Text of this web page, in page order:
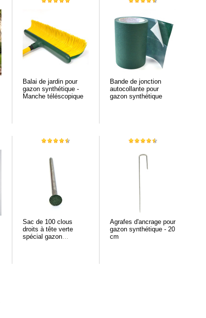
Balai de jardin pour
gazon synthétique -
Manche téléscopique
Bande de jonction
autocollante pour
gazon synthétique
Sac de 100 clous
droits à tête verte
spécial gazon
Agrafes d'ancrage pour
gazon synthétique - 20
cm